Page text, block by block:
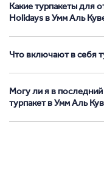
Какие турпакеты для
Holidays в Умм Аль
Что включают в себя
Могу ли я в
турпакет в Умм Аль